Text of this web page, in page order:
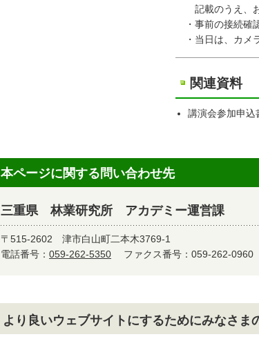
記載のうえ、お
・事前の接続確
・当日は、カメ
関連資料
講演会参加申込
本ページに関する問い合わせ先
三重県 林業研究所 アカデミー運営課
〒515-2602 津市白山町二本木3769-1
電話番号： 059-262-5350 ファクス番号：059-262-0960
より良いウェブサイトにするためにみなさま